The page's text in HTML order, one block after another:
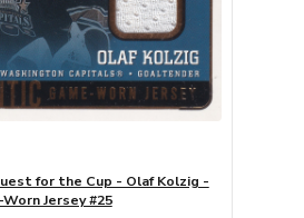
for the Cup - Olaf Kolzig -
Jersey #25